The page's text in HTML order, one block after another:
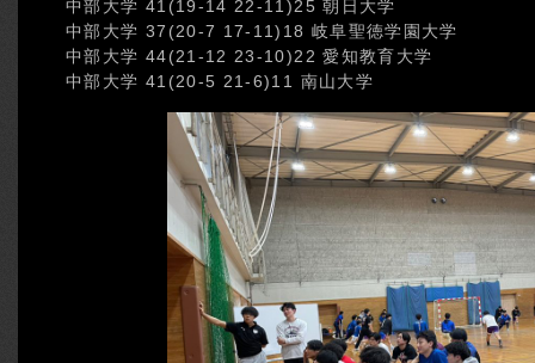
中部大学 41(19-14 22-11)25 朝日大学
中部大学 37(20-7 17-11)18 岐阜聖徳学園大学
中部大学 44(21-12 23-10)22 愛知教育大学
中部大学 41(20-5 21-6)11 南山大学